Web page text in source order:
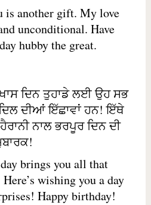
is another gift. My love
unconditional. Have
hubby the great.
ਦਿਨ ਤੁਹਾਡੇ ਲਈ ਉਹ ਸਭ
ਦੀਆਂ ਇੱਛਾਵਾਂ ਹਨ! ਇੱਥੇ
ਨਾਲ ਭਰਪੂਰ ਦਿਨ ਦੀ
brings you all that
wishing you a day
Happy birthday!